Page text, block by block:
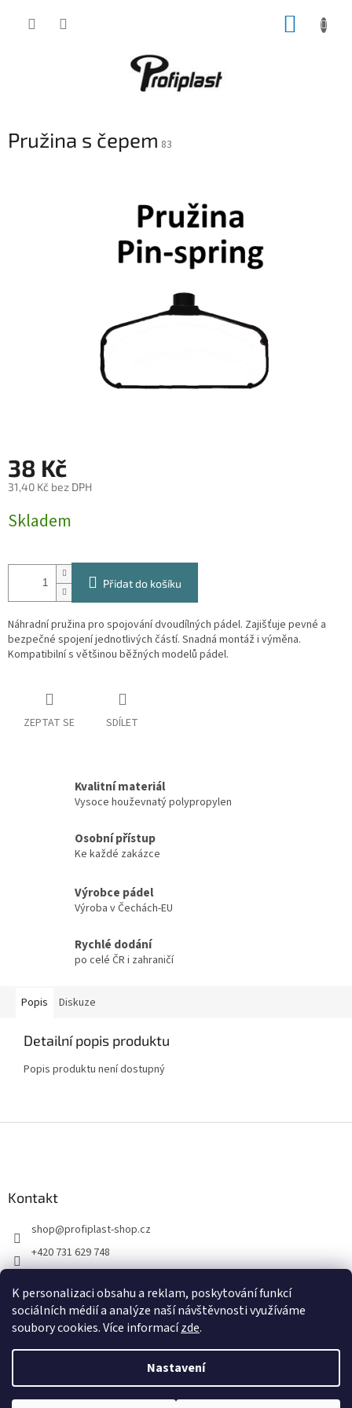
K personalizaci obsahu a reklam, poskytování funkcí
sociálních médií a analýze naší návštěvnosti využíváme
soubory cookies. Více informacízde.
Nastavení
Pružina s čepem 83
38 Kč
31,40 Kč bez DPH
cena:
Skladem
Přidat do košíku
Náhradní pružina pro spojování dvoudílných pádel. Zajišťuje pevné a
bezpečné spojení jednotlivých částí. Snadná montáž i výměna.
Kompatibilní s většinou běžných modelů pádel.
ZEPTAT SE SDÍLET
Kvalitní materiál
Vysoce houževnatý polypropylen
Osobní přístup
Ke každé zakázce
Výrobce pádel
Výroba v Čechách-EU
Rychlé dodání
po celé ČR i zahraničí
Popis Diskuze
Detailní popis produktu
Popis produktu není dostupný
Kontakt
shop@profiplast-shop.cz
+420 731 629 748
https://www.facebook.com/profiplastpaddles/
Copyright 2026Profiplast. Všechna práva vyhrazena.Upravit